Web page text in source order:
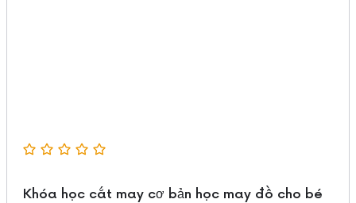
Khóa học cắt may cơ bản học may đồ cho bé